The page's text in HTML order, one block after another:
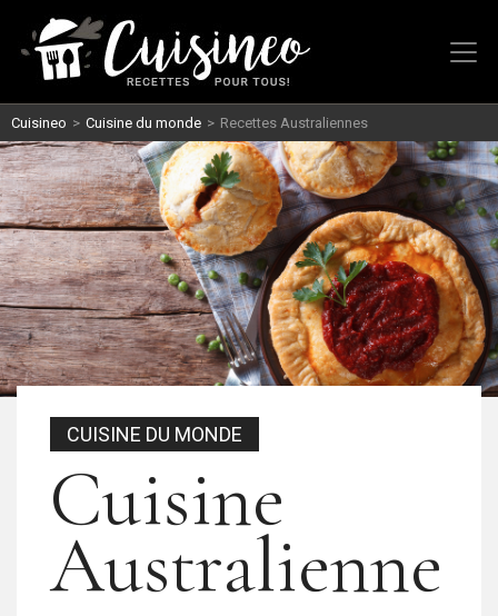
Cuisineo > Cuisine du monde > Recettes Australiennes
CUISINE DU MONDE
Cuisine
Australienne